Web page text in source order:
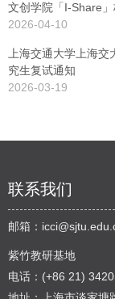
文创学院「I-Share
2026-04-10
上海交通大学上海
究生复试通知
2026-03-19
联系我们
邮箱：
紫竹教研基地
电话：(+86 21)